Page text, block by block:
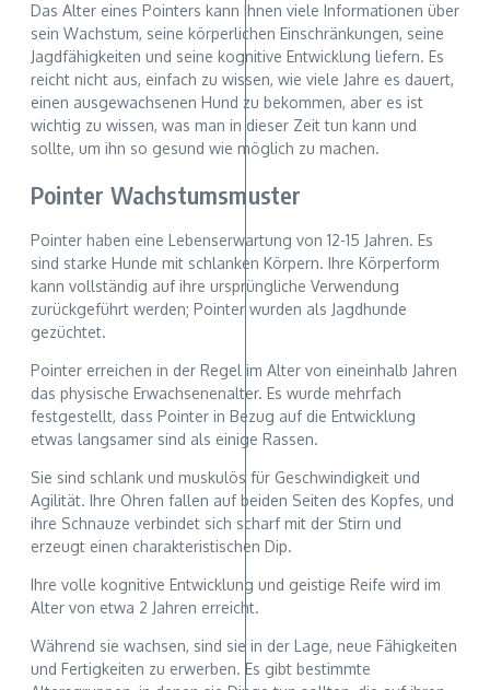
Das Alter eines Pointers kann Ihnen viele Informationen über
sein Wachstum, seine körperlichen Einschränkungen, seine
Jagdfähigkeiten und seine kognitive Entwicklung liefern. Es
reicht nicht aus, einfach zu wissen, wie viele Jahre es dauert,
einen ausgewachsenen Hund zu bekommen, aber es ist
wichtig zu wissen, was man in dieser Zeit tun kann und
sollte, um ihn so gesund wie möglich zu machen.
Pointer Wachstumsmuster
Pointer haben eine Lebenserwartung von 12-15 Jahren. Es
sind starke Hunde mit schlanken Körpern. Ihre Körperform
kann vollständig auf ihre ursprüngliche Verwendung
zurückgeführt werden; Pointer wurden als Jagdhunde
gezüchtet.
Pointer erreichen in der Regel im Alter von eineinhalb Jahren
das physische Erwachsenenalter. Es wurde mehrfach
festgestellt, dass Pointer in Bezug auf die Entwicklung
etwas langsamer sind als einige Rassen.
Sie sind schlank und muskulös für Geschwindigkeit und
Agilität. Ihre Ohren fallen auf beiden Seiten des Kopfes, und
ihre Schnauze verbindet sich scharf mit der Stirn und
erzeugt einen charakteristischen Dip.
Ihre volle kognitive Entwicklung und geistige Reife wird im
Alter von etwa 2 Jahren erreicht.
Während sie wachsen, sind sie in der Lage, neue Fähigkeiten
und Fertigkeiten zu erwerben. Es gibt bestimmte